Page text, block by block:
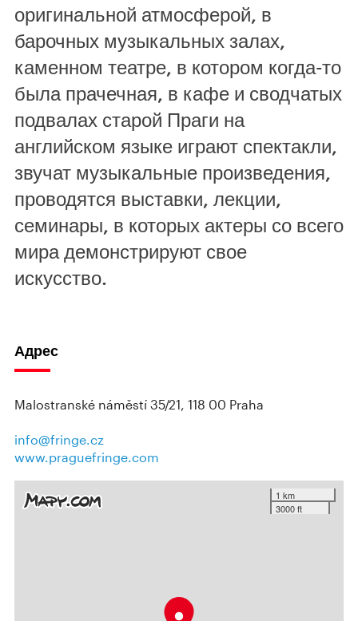
оригинальной атмосферой, в
барочных музыкальных залах,
каменном театре, в котором когда-то
была прачечная, в кафе и сводчатых
подвалах старой Праги на
английском языке играют спектакли,
звучат музыкальные произведения,
проводятся выставки, лекции,
семинары, в которых актеры со всего
мира демонстрируют свое
искусство.
Адрес
Malostranské náměstí 35/21, 118 00 Praha
info@fringe.cz
www.praguefringe.com
1 km
3000 ft